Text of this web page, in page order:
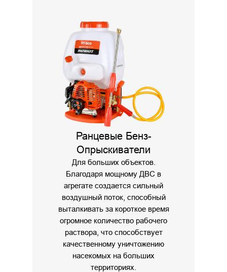
Ранцевые Бенз-
Опрыскиватели
Для больших объектов.
Благодаря мощному ДВС в
агрегате создается сильный
воздушный поток, способный
выталкивать за короткое время
огромное количество рабочего
раствора, что способствует
качественному уничтожению
насекомых на больших
территориях.